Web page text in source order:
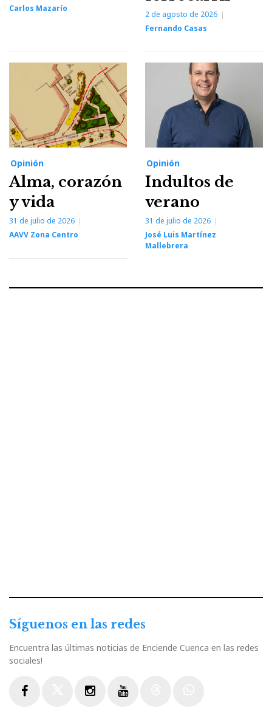
Carlos Mazarío
2 de agosto de 2026
Fernando Casas
Opinión
Alma, corazón
y vida
31 de julio de 2026
AAVV Zona Centro
Opinión
Indultos de
verano
31 de julio de 2026
José Luis Martínez
Mallebrera
Síguenos en las redes
Encuentra las últimas noticias de Enciende Cuenca en las redes
sociales!